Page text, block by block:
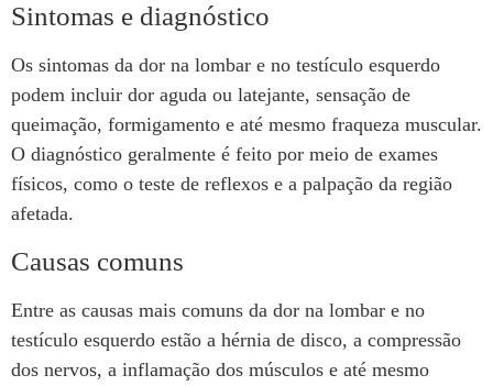
Sintomas e diagnóstico
Os sintomas da dor na lombar e no testículo esquerdo
podem incluir dor aguda ou latejante, sensação de
queimação, formigamento e até mesmo fraqueza muscular.
O diagnóstico geralmente é feito por meio de exames
físicos, como o teste de reflexos e a palpação da região
afetada.
Causas comuns
Entre as causas mais comuns da dor na lombar e no
testículo esquerdo estão a hérnia de disco, a compressão
dos nervos, a inflamação dos músculos e até mesmo